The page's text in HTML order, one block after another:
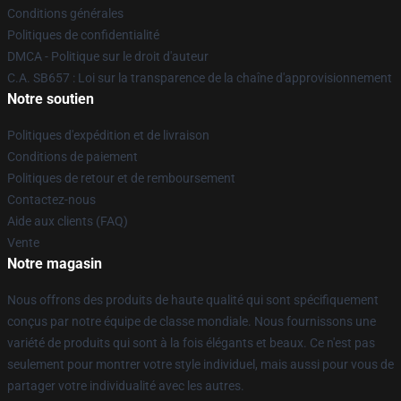
Conditions générales
Politiques de confidentialité
DMCA - Politique sur le droit d'auteur
C.A. SB657 : Loi sur la transparence de la chaîne d'approvisionnement
Notre soutien
Politiques d'expédition et de livraison
Conditions de paiement
Politiques de retour et de remboursement
Contactez-nous
Aide aux clients (FAQ)
Vente
Notre magasin
Nous offrons des produits de haute qualité qui sont spécifiquement
conçus par notre équipe de classe mondiale. Nous fournissons une
variété de produits qui sont à la fois élégants et beaux. Ce n'est pas
seulement pour montrer votre style individuel, mais aussi pour vous de
partager votre individualité avec les autres.